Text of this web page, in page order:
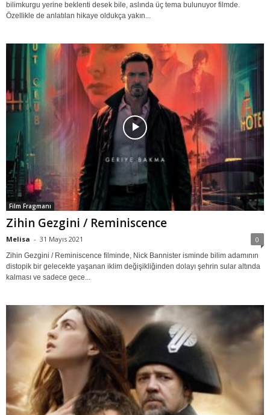
bilimkurgu yerine beklenti desek bile, aslında üç tema bulunuyor filmde.
Özellikle de anlatılan hikaye oldukça yakın...
Film Fragmanı
Zihin Gezgini / Reminiscence
Melisa - 31 Mayıs 2021 0
Zihin Gezgini / Reminiscence filminde, Nick Bannister isminde bilim adamının
distopik bir gelecekte yaşanan iklim değişikliğinden dolayı şehrin sular altında
kalması ve sadece gece...